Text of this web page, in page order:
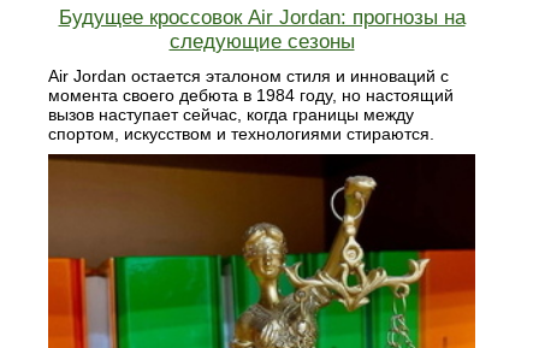
Будущее кроссовок Air Jordan: прогнозы на
следующие сезоны
Air Jordan остается эталоном стиля и инноваций с
момента своего дебюта в 1984 году, но настоящий
вызов наступает сейчас, когда границы между
спортом, искусством и технологиями стираются.